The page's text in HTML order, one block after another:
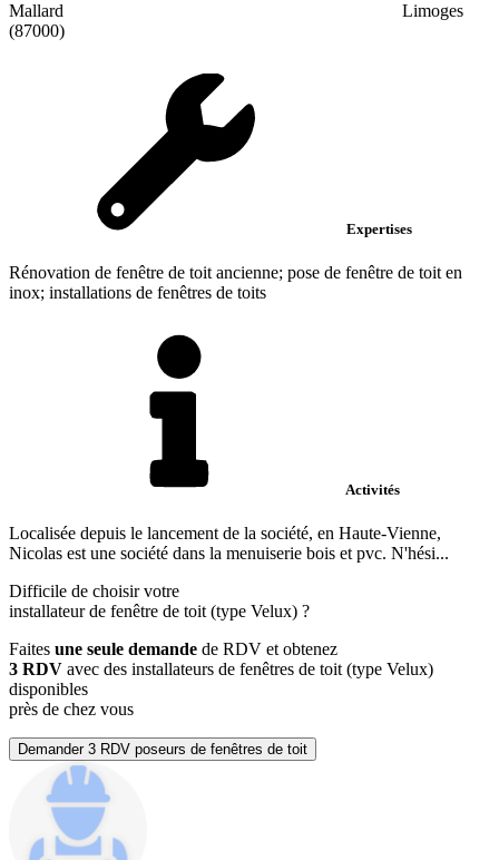
Mallard
Limoges
(87000)
Expertises
Rénovation de fenêtre de toit ancienne; pose de fenêtre de toit en
inox; installations de fenêtres de toits
Activités
Localisée depuis le lancement de la société, en Haute-Vienne,
Nicolas est une société dans la menuiserie bois et pvc. N'hési...
Difficile de choisir votre
installateur de fenêtre de toit (type Velux) ?
Faites une seule demande de RDV et obtenez
3 RDV avec des installateurs de fenêtres de toit (type Velux)
disponibles
près de chez vous
Demander 3 RDV poseurs de fenêtres de toit